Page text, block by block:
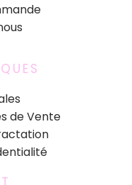
de Vente